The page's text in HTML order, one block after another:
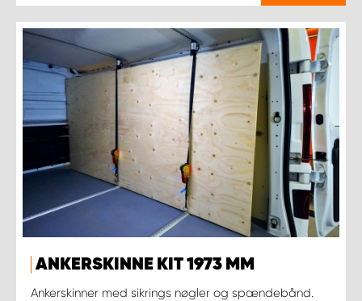
ANKERSKINNE KIT 1973 MM
Ankerskinner med sikrings nøgler og spændebånd.